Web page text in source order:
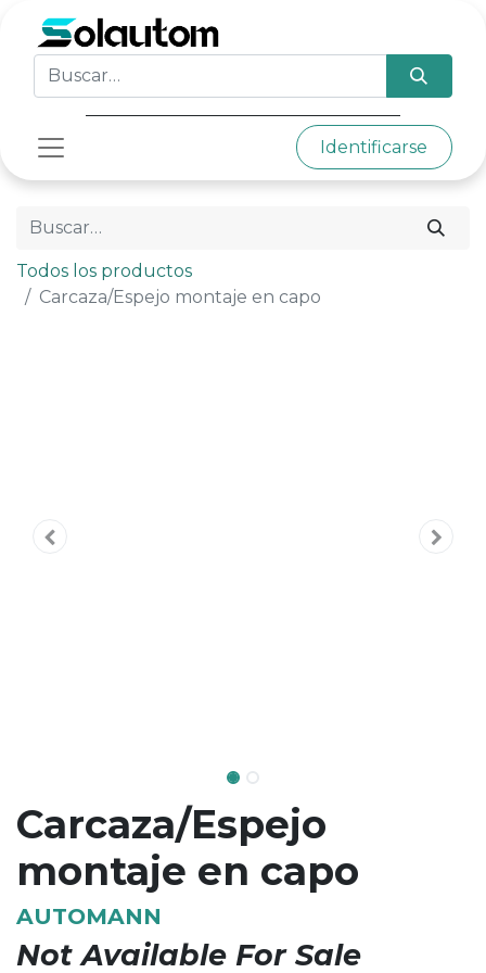
Identificarse
Todos los productos
Carcaza/Espejo montaje en capo
Carcaza/Espejo
montaje en capo
AUTOMANN
Not Available For Sale